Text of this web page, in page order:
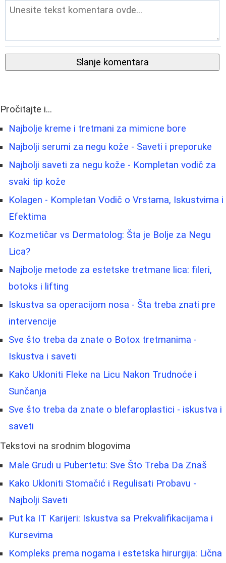
Slanje komentara
Pročitajte i...
Najbolje kreme i tretmani za mimicne bore
Najbolji serumi za negu kože - Saveti i preporuke
Najbolji saveti za negu kože - Kompletan vodič za
svaki tip kože
Kolagen - Kompletan Vodič o Vrstama, Iskustvima i
Efektima
Kozmetičar vs Dermatolog: Šta je Bolje za Negu
Lica?
Najbolje metode za estetske tretmane lica: fileri,
botoks i lifting
Iskustva sa operacijom nosa - Šta treba znati pre
intervencije
Sve što treba da znate o Botox tretmanima -
Iskustva i saveti
Kako Ukloniti Fleke na Licu Nakon Trudnoće i
Sunčanja
Sve što treba da znate o blefaroplastici - iskustva i
saveti
Tekstovi na srodnim blogovima
Male Grudi u Pubertetu: Sve Što Treba Da Znaš
Kako Ukloniti Stomačić i Regulisati Probavu -
Najbolji Saveti
Put ka IT Karijeri: Iskustva sa Prekvalifikacijama i
Kursevima
Kompleks prema nogama i estetska hirurgija: Lična